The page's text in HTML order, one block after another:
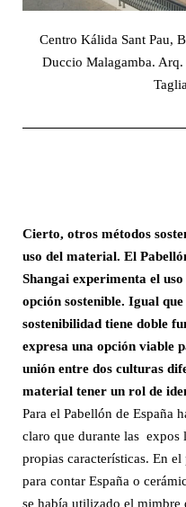
Centro Kálida Sant Pau,
Duccio Malagamba.
Cierto, otros métodos
uso del material. El
Shangai experimenta el
opción sostenible. Igual
sostenibilidad tiene doble
expresa una opción viable
unión entre dos culturas
material tener un rol de
Para el Pabellón de España
claro que durante las expos
propias características. En
para contar España o
se había utilizado el mimbre